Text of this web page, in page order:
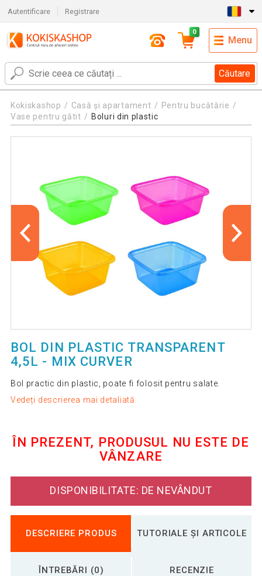
Autentificare Registrare
Căutare
0
Menu
Kokiskashop Casă și apartament
Pentru bucătărie
Vase pentru gătit
Boluri din plastic
BOL DIN PLASTIC TRANSPARENT
4,5L - MIX CURVER
Bol practic din plastic, poate fi folosit pentru salate.
Vedeți descrierea mai detaliată
ÎN PREZENT, PRODUSUL NU ESTE DE
VÂNZARE
DISPONIBILITATE: DE NEVÂNDUT
DESCRIERE PRODUS TUTORIALE ȘI ARTICOLE
ÎNTREBĂRI (0) RECENZIE